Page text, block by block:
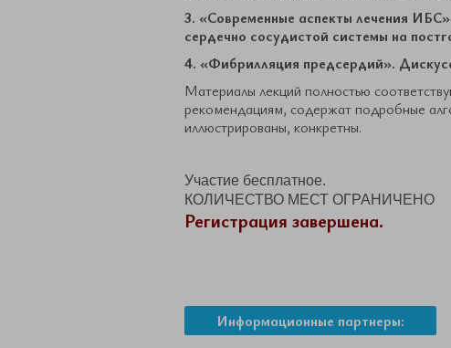
3. «Современные аспекты лечения
сердечно сосудистой системы на
4. «Фибрилляция предсердий».
Материалы лекций полностью
рекомендациям, содержат подробные
иллюстрированы, конкретны.
Участие бесплатное.
КОЛИЧЕСТВО МЕСТ ОГРАНИЧЕНО
Регистрация завершена.
Информационные партнеры: